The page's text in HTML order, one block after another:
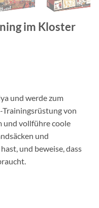
im Kloster
und werde zum
Trainingsrüstung von
und vollführe coole
und
und beweise, dass